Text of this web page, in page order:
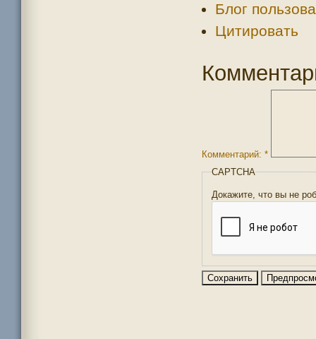
Блог
Цитировать
Комментарий: *
CAPTCHA
Докажите, что вы не